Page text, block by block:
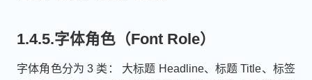
1.4.5.字体角色（Font Role）
字体角色分为 3 类： 大标题 Headline、标题 Title、标签